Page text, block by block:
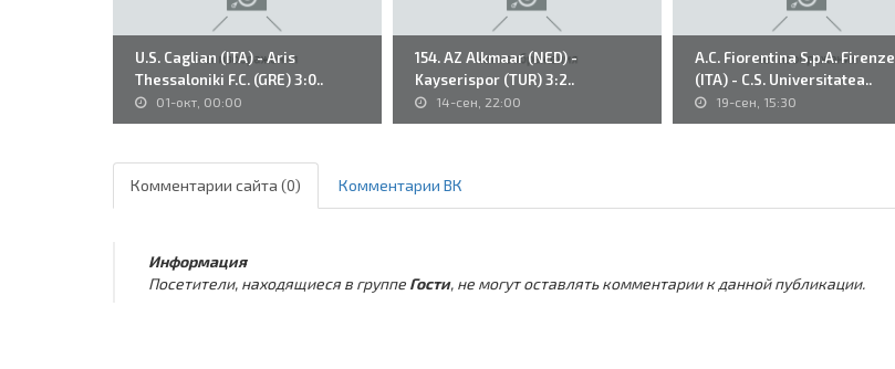
U.S. Caglian (ITA) - Aris
Thessaloniki F.C. (GRE) 3:0..
01-окт, 00:00
154. AZ Alkmaar (NED) -
Kayserispor (TUR) 3:2..
14-сен, 22:00
A.C. Fiorentina S.p.A. Firenze
(ITA) - C.S. Universitatea..
19-сен, 15:30
Комментарии сайта (0) Комментарии ВК
Информация
Посетители, находящиеся в группе Гости, не могут оставлять комментарии к данной публикации.